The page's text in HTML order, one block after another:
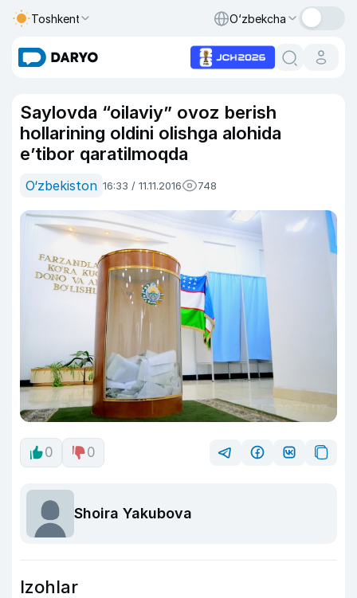
Toshkent O‘zbekcha
Saylovda “oilaviy” ovoz berish
hollarining oldini olishga alohida
e’tibor qaratilmoqda
O‘zbekiston 16:33 / 11.11.2016 748
0 0
Shoira Yakubova
Izohlar